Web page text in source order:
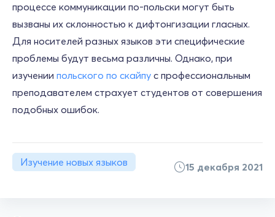
процессе коммуникации по-польски могут быть
вызваны их склонностью к дифтонгизации гласных.
Для носителей разных языков эти специфические
проблемы будут весьма различны. Однако, при
изучении польского по скайпу с профессиональным
преподавателем страхует студентов от совершения
подобных ошибок.
Изучение новых языков 15 декабря 2021